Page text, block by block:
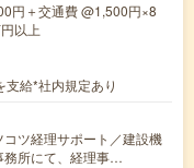
円＋交通費 @1,500円×8
以上
給*社内規定あり
ツ経理サポート／建設機
務所にて、経理事…